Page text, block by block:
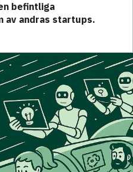
befintliga
av andras startups.